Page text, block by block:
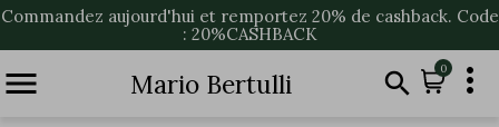
Commandez aujourd'hui et remportez 20% de cashback. Code
: 20%CASHBACK
 Mario Bertulli  0 